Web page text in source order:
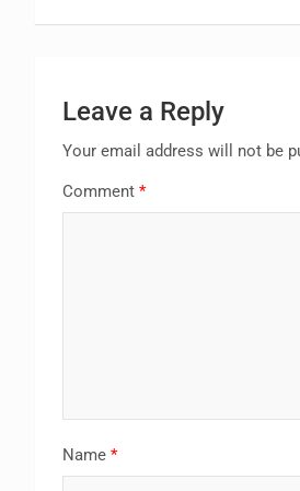
Leave a Reply
Your email address will not be
Comment *
Name *